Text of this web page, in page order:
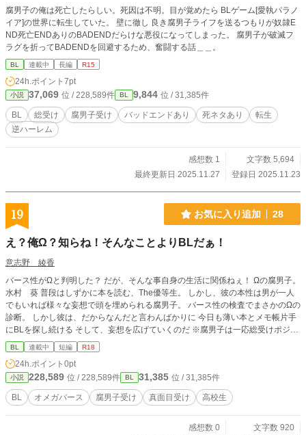
腐男子の俺は死亡したらしい。死因は不明。目が覚めたら BLゲーム[愛執パラノ
イア]の世界に転生していた。 壁に徹し 良き腐男子ライフを送るつもりが奴隷E
ND死亡ENDありのBADENDだらけな悪役になってしまった。 腐男子が破滅フ
ラグを折ってBADENDを回避するため、奮闘する話＿＿。
BL 連載中 長編 R15
24h.ポイント 7pt
小説 37,069 位 / 228,589件 BL 9,844 位 / 31,385件
BL 総受け 腐男子受け バッドエンドあり 死ネタあり
転生
逆ハーレム
感想数 1
文字数 5,694
最終更新日 2025.11.27
登録日 2025.11.23
19 お気に入り追加 28
え？俺Ω？知らね！そんなことよりBLだぁ！
意志野 綾香
バース性がΩと判明した？ だが、そんな事自身の生活に関係ねぇ！ Ωの腐男子。
水村 葵 普段はしずかに本を読む、The優等生。 しかし、彼の本性は男が一人
でもいれば様々な妄想で頭を埋められる腐男子。 バース性の検査でまさかのΩの
診断。 しかし彼は、だからなんだと言わんばかりに 今日も薄い本とメモ帳片手
にBLを探し続ける そして、妄想を広げていくのだ ※腐男子は一応総受けポジで
すBL 連載中 短編 R18
24h.ポイント 0pt
小説 228,589 位 / 228,589件 BL 31,385 位 / 31,385件
BL オメガバース 腐男子受け 真面目受け 高校生
感想数 0
文字数 920